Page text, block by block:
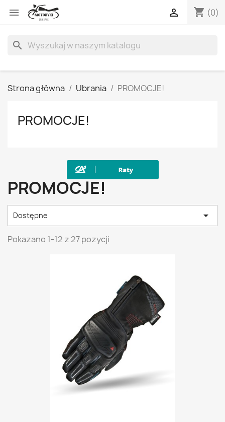
 shopping_cart (0)

search
Strona główna Ubrania PROMOCJE!
PROMOCJE!
PROMOCJE!
Dostępne 
Pokazano 1-12 z 27 pozycji